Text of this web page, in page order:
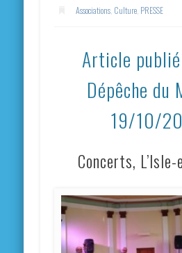
Associations Culture PRESSE
Article
Dépêche du
19/10/
Concerts, L’Isle-